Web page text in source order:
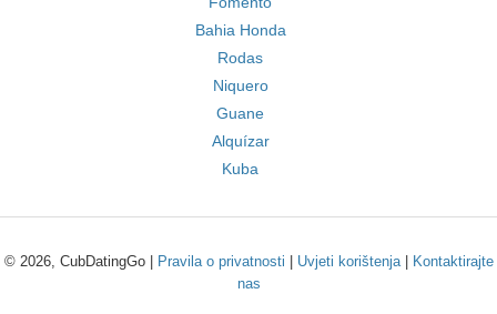
Bahia Honda
Rodas
Niquero
Guane
Alquízar
Kuba
© 2026, CubDatingGo | Pravila o privatnosti Uvjeti korištenja|
Kontaktirajte
nas